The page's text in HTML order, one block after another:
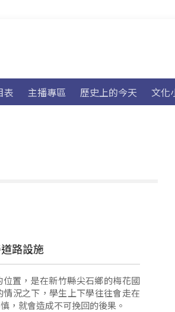
表 主播專區 歷史上的今天 文化
路設施
置，是在新竹縣尖石鄉的梅花國
況之下，學生上下學往往會走在
，就會造成不可挽回的後果。